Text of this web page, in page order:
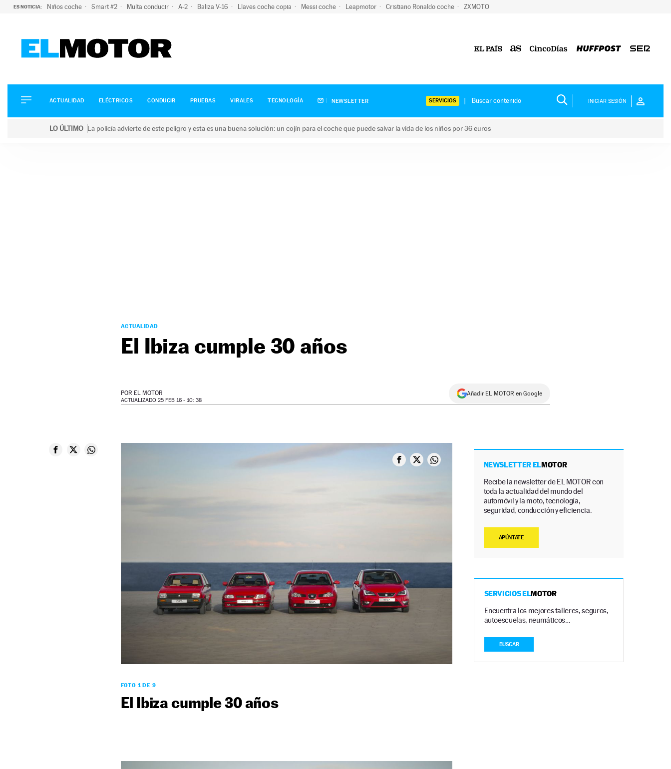
ES NOTICIA: Niños coche Smart #2 Multa conducir A-2 Baliza V-16 Llaves coche copia Messi coche Leapmotor Cristiano Ronaldo coche ZXMOTO
ELÉCTRICOS
CONDUCIR
ACTUALIDAD ELÉCTRICOS CONDUCIR PRUEBAS VIRALES TECNOLOGÍA NEWSLETTER SERVICIOS INICIAR SESIÓN
LO ÚLTIMO La policía advierte de este peligro y esta es una buena solución: un cojín para el coche que puede salvar la vida de los niños por 36 euros
ACTUALIDAD
El Ibiza cumple 30 años
POR EL MOTOR
ACTUALIZADO 25 FEB 16 - 10: 38
Añadir EL MOTOR en Google
FOTO 1 DE 9
El Ibiza cumple 30 años
NEWSLETTER ELMOTOR
Recibe la newsletter de EL MOTOR con
toda la actualidad del mundo del
automóvil y la moto, tecnología,
seguridad, conducción y eficiencia.
APÚNTATE
SERVICIOS ELMOTOR
Encuentra los mejores talleres, seguros,
autoescuelas, neumáticos…
BUSCAR